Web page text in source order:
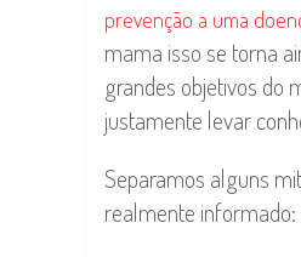
prevenção a uma
mama isso se torna
grandes objetivos do
justamente levar
Separamos alguns
realmente informado: